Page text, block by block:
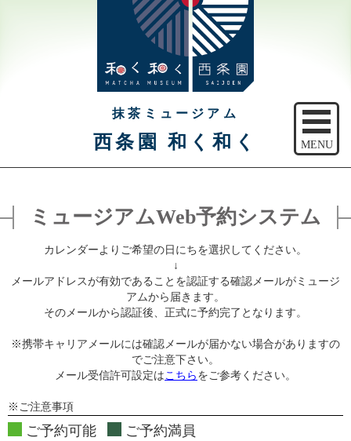
抹茶ミュージアム
西条園 和く和く MENU
ご予約
アクセス
注意事項
ミュージアムWeb予約システム
カレンダーよりご希望の日にちを選択してください。
↓
メールアドレスが有効であることを認証する確認メールがミュージ
アムから届きます。
そのメールから認証後、正式に予約完了となります。
※携帯キャリアメールには確認メールが届かない場合がありますの
でご注意下さい。
メール受信許可設定はこちら をご参考ください。
※ご注意事項
ご予約可能
ご予約満員